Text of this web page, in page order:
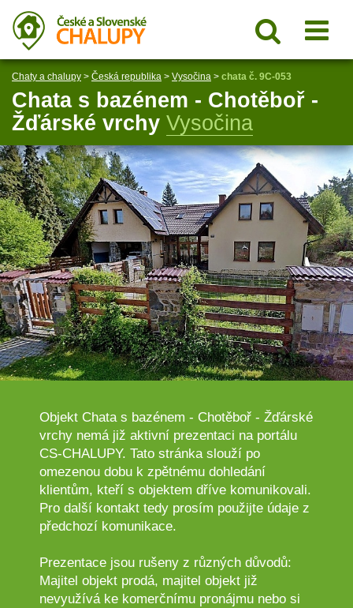
Chaty a chalupy > Česká republika > Vysočina > chata č. 9C-053
Chata s bazénem - Chotěboř -
Žďárské vrchy Vysočina
Objekt Chata s bazénem - Chotěboř - Žďárské
vrchy nemá již aktivní prezentaci na portálu
CS-CHALUPY. Tato stránka slouží po
omezenou dobu k zpětnému dohledání
klientům, kteří s objektem dříve komunikovali.
Pro další kontakt tedy prosím použijte údaje z
předchozí komunikace.
Prezentace jsou rušeny z různých důvodů:
Majitel objekt prodá, majitel objekt již
nevyužívá ke komerčnímu pronájmu nebo si